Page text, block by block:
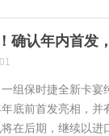
确认年内首发
组保时捷全新卡宴
底前首发亮相，并
在后期，继续以进